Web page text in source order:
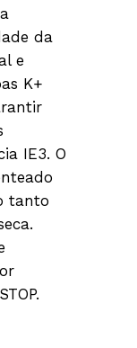
da
e
K+
IE3. O
tanto